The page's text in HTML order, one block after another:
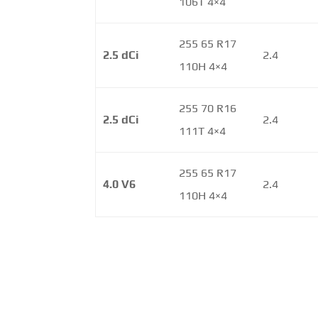
2.5 dCi
255 65 R17
110H 4×4
2.4
2.5 dCi
255 70 R16
111T 4×4
2.4
4.0 V6
255 65 R17
110H 4×4
2.4